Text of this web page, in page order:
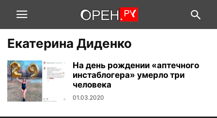
Екатерина Диденко
На день рождении «аптечного
инстаблогера» умерло три
человека
01.03.2020